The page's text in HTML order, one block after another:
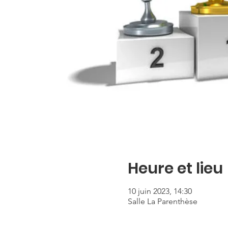
Heure et lieu
10 juin 2023, 14:30
Salle La Parenthèse